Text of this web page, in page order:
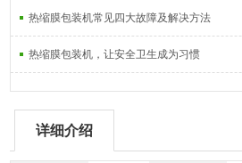
热缩膜包装机常见四大故障及解决方法
热缩膜包装机，让安全卫生成为习惯
详细介绍